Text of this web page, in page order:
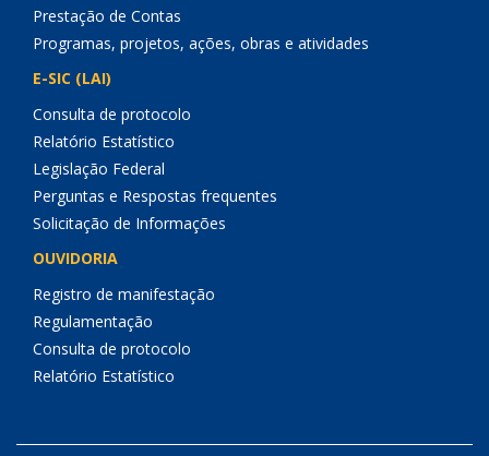
Prestação de Contas
Programas, projetos, ações, obras e atividades
E-SIC (LAI)
Consulta de protocolo
Relatório Estatístico
Legislação Federal
Perguntas e Respostas frequentes
Solicitação de Informações
OUVIDORIA
Registro de manifestação
Regulamentação
Consulta de protocolo
Relatório Estatístico